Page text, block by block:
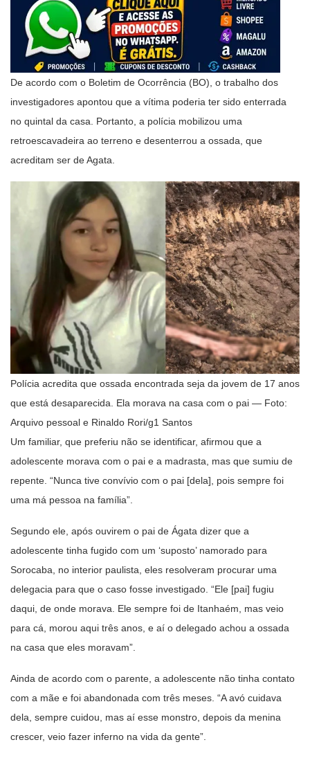
De acordo com o Boletim de Ocorrência (BO), o trabalho dos
investigadores apontou que a vítima poderia ter sido enterrada
no quintal da casa. Portanto, a polícia mobilizou uma
retroescavadeira ao terreno e desenterrou a ossada, que
acreditam ser de Agata.
Polícia acredita que ossada encontrada seja da jovem de 17 anos
que está desaparecida. Ela morava na casa com o pai — Foto:
Arquivo pessoal e Rinaldo Rori/g1 Santos
Um familiar, que preferiu não se identificar, afirmou que a
adolescente morava com o pai e a madrasta, mas que sumiu de
repente. “Nunca tive convívio com o pai [dela], pois sempre foi
uma má pessoa na família”.
Segundo ele, após ouvirem o pai de Ágata dizer que a
adolescente tinha fugido com um ‘suposto’ namorado para
Sorocaba, no interior paulista, eles resolveram procurar uma
delegacia para que o caso fosse investigado. “Ele [pai] fugiu
daqui, de onde morava. Ele sempre foi de Itanhaém, mas veio
para cá, morou aqui três anos, e aí o delegado achou a ossada
na casa que eles moravam”.
Ainda de acordo com o parente, a adolescente não tinha contato
com a mãe e foi abandonada com três meses. “A avó cuidava
dela, sempre cuidou, mas aí esse monstro, depois da menina
crescer, veio fazer inferno na vida da gente”.